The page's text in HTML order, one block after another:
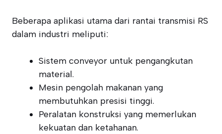
Beberapa aplikasi utama dari rantai transmisi RS
dalam industri meliputi:
Sistem conveyor untuk pengangkutan
material.
Mesin pengolah makanan yang
membutuhkan presisi tinggi.
Peralatan konstruksi yang memerlukan
kekuatan dan ketahanan.